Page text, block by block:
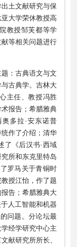
土文献研究与保
大学荣休教授高
教授邹芙都等学
等相关问题进行
：古典语文与文
古典学。吉林大
主任、教授冯胜
报告；希腊雅典
多拉·安东诺普
作了介绍；清华
了《后汉书·西域
所和东克里特岛
罗马关于青铜时
授江怡，作了题
告；希腊雅典大
人工智能和机器
问题。分论坛最
经学研究中心主
献研究所所长、